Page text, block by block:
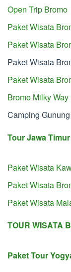
Open Trip Bromo
Paket Wisata
Paket Wisata
Paket Wisata
Paket Wisata
Bromo Milky Way
Camping
Tour Jawa Timur
Paket Wisata
Paket Wisata
Paket Wisata
TOUR WISATA
Paket Tour